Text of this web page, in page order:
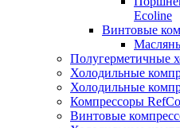
Ecoline
Винтовые
Полугерметичные
Холодильные
Холодильные
Компрессоры
Винтовые